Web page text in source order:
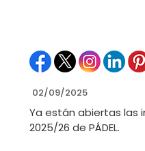
02/09/2025
Ya están abiertas las
2025/26 de PÁDEL.